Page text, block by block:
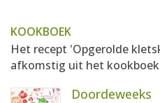
KOOKBOEK
Het recept 'Opgerolde
afkomstig uit het
Doordeweeks